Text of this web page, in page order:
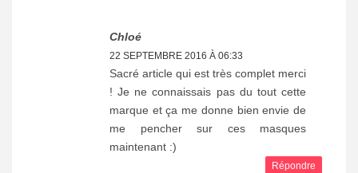
Chloé
22 SEPTEMBRE 2016 À 06:33
Sacré article qui est très complet merci
! Je ne connaissais pas du tout cette
marque et ça me donne bien envie de
me pencher sur ces masques
maintenant :)
Répondre